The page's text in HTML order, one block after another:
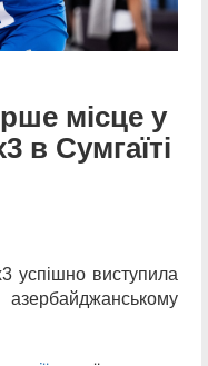
місце у
в Сумгаїті
успішно виступила